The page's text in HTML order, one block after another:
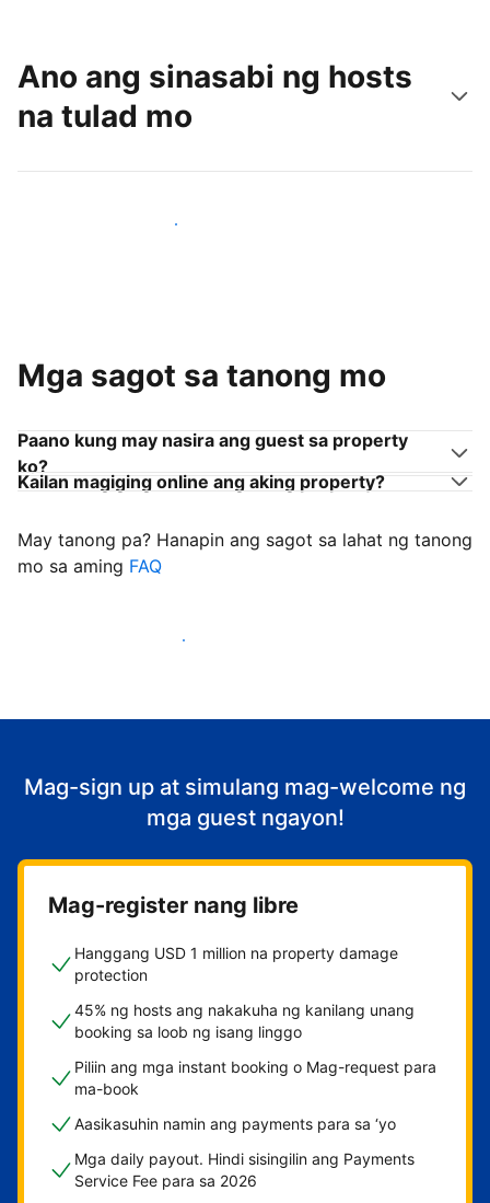
Ano ang sinasabi ng hosts
na tulad mo
Sumama sa mga host na tulad mo
Mga sagot sa tanong mo
Paano kung may nasira ang guest sa property
ko?
Kailan magiging online ang aking property?
May tanong pa? Hanapin ang sagot sa lahat ng tanong
mo sa aming FAQ
Simulang i-welcome ang mga guest
Mag-sign up at simulang mag-welcome ng
mga guest ngayon!
Mag-register nang libre
Hanggang USD 1 million na property damage
protection
45% ng hosts ang nakakuha ng kanilang unang
booking sa loob ng isang linggo
Piliin ang mga instant booking o Mag-request para
ma-book
Aasikasuhin namin ang payments para sa ‘yo
Mga daily payout. Hindi sisingilin ang Payments
Service Fee para sa 2026